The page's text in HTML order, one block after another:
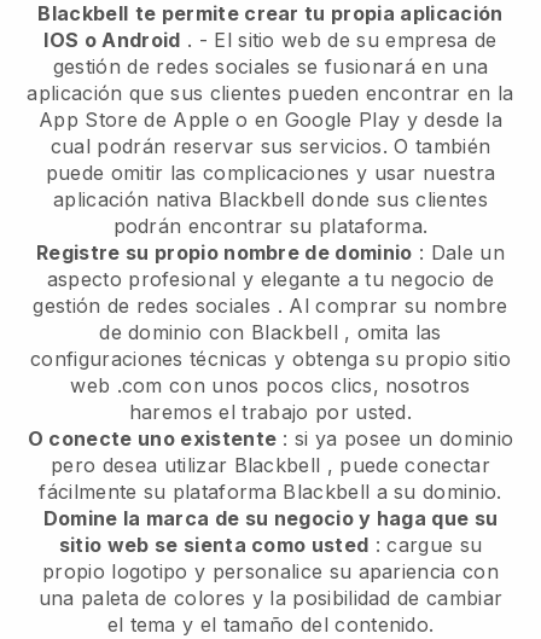
Blackbell te permite crear tu propia aplicación
IOS o Android . - El sitio web de su empresa de
gestión de redes sociales se fusionará en una
aplicación que sus clientes pueden encontrar en la
App Store de Apple o en Google Play y desde la
cual podrán reservar sus servicios. O también
puede omitir las complicaciones y usar nuestra
aplicación nativa Blackbell donde sus clientes
podrán encontrar su plataforma.
Registre su propio nombre de dominio : Dale un
aspecto profesional y elegante a tu negocio de
gestión de redes sociales . Al comprar su nombre
de dominio con Blackbell , omita las
configuraciones técnicas y obtenga su propio sitio
web .com con unos pocos clics, nosotros
haremos el trabajo por usted.
O conecte uno existente : si ya posee un dominio
pero desea utilizar Blackbell , puede conectar
fácilmente su plataforma Blackbell a su dominio.
Domine la marca de su negocio y haga que su
sitio web se sienta como usted : cargue su
propio logotipo y personalice su apariencia con
una paleta de colores y la posibilidad de cambiar
el tema y el tamaño del contenido.